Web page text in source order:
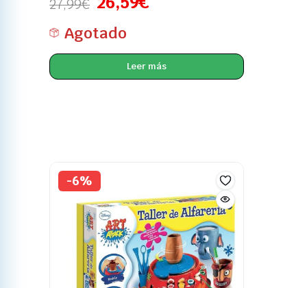
27,99€
Agotado
Leer más
-6%